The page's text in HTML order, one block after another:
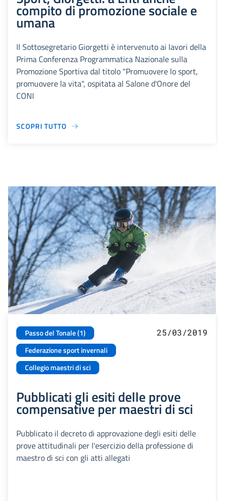
compito di promozione sociale e
umana
Il Sottosegretario Giorgetti è intervenuto ai lavori della
Prima Conferenza Programmatica Nazionale sulla
Promozione Sportiva dal titolo "Promuovere lo sport,
promuovere la vita", ospitata al Salone d'Onore del
CONI
SCOPRI TUTTO
Passo del Tonale (1)
Federazione sport invernali
Collegio maestri di sci
25/03/2019
Pubblicati gli esiti delle prove
compensative per maestri di sci
Pubblicato il decreto di approvazione degli esiti delle
prove attitudinali per l'esercizio della professione di
maestro di sci con gli atti allegati